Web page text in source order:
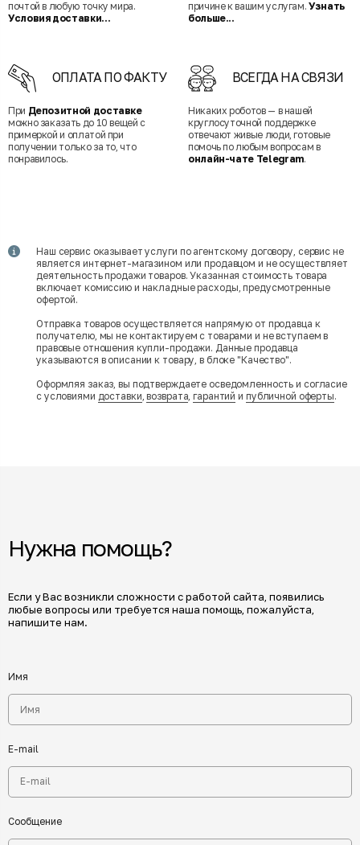
почтой в любую точку мира.
Условия доставки...
причине к вашим услугам. Узнать
больше...
ОПЛАТА ПО ФАКТУ
При Депозитной доставке
можно заказать до 10 вещей с
примеркой и оплатой при
получении только за то, что
понравилось.
ВСЕГДА НА СВЯЗИ
Никаких роботов — в нашей
круглосуточной поддержке
отвечают живые люди, готовые
помочь по любым вопросам в
онлайн-чате Telegram.
Наш сервис оказывает услуги по агентскому договору, сервис не
является интернет-магазином или продавцом и не осуществляет
деятельность продажи товаров. Указанная стоимость товара
включает комиссию и накладные расходы, предусмотренные
офертой.
Отправка товаров осуществляется напрямую от продавца к
получателю, мы не контактируем с товарами и не вступаем в
правовые отношения купли-продажи. Данные продавца
указываются в описании к товару, в блоке "Качество".
Оформляя заказ, вы подтверждаете осведомленность и согласие
с условиями доставки,возврата,гарантий и публичной оферты.
Нужна помощь?
Если у Вас возникли сложности с работой сайта, появились
любые вопросы или требуется наша помощь, пожалуйста,
напишите нам.
Имя
E-mail
Сообщение